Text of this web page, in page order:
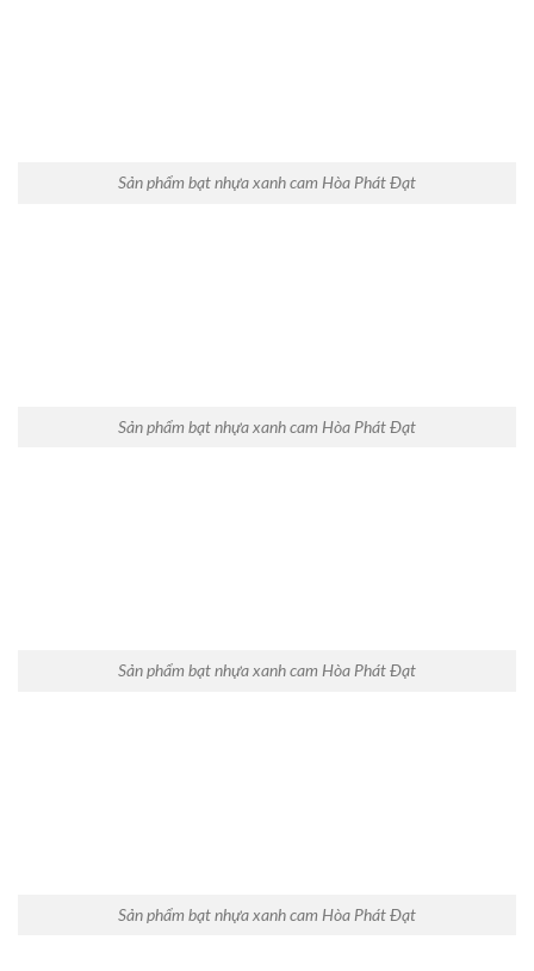
Sản phẩm bạt nhựa xanh cam Hòa Phát Đạt
Sản phẩm bạt nhựa xanh cam Hòa Phát Đạt
Sản phẩm bạt nhựa xanh cam Hòa Phát Đạt
Sản phẩm bạt nhựa xanh cam Hòa Phát Đạt